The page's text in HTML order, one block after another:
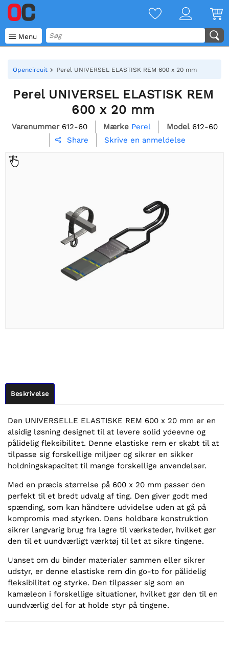
 Menu
Opencircuit Perel UNIVERSEL ELASTISK REM 600 x 20 mm
Perel UNIVERSEL ELASTISK REM
600 x 20 mm
Varenummer 612-60 Mærke Perel Model 612-60
 Share Skrive en anmeldelse
Beskrivelse
Den UNIVERSELLE ELASTISKE REM 600 x 20 mm er en
alsidig løsning designet til at levere solid ydeevne og
pålidelig fleksibilitet. Denne elastiske rem er skabt til at
tilpasse sig forskellige miljøer og sikrer en sikker
holdningskapacitet til mange forskellige anvendelser.
Med en præcis størrelse på 600 x 20 mm passer den
perfekt til et bredt udvalg af ting. Den giver godt med
spænding, som kan håndtere udvidelse uden at gå på
kompromis med styrken. Dens holdbare konstruktion
sikrer langvarig brug fra lagre til værksteder, hvilket gør
den til et uundværligt værktøj til let at sikre tingene.
Uanset om du binder materialer sammen eller sikrer
udstyr, er denne elastiske rem din go-to for pålidelig
fleksibilitet og styrke. Den tilpasser sig som en
kamæleon i forskellige situationer, hvilket gør den til en
uundværlig del for at holde styr på tingene.